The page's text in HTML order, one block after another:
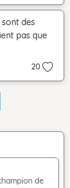
des
pas que
20
de